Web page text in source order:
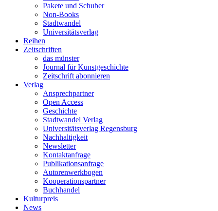
Pakete und Schuber
Non-Books
Stadtwandel
Universitätsverlag
Reihen
Zeitschriften
das münster
Journal für Kunstgeschichte
Zeitschrift abonnieren
Verlag
Ansprechpartner
Open Access
Geschichte
Stadtwandel Verlag
Universitätsverlag Regensburg
Nachhaltigkeit
Newsletter
Kontaktanfrage
Publikationsanfrage
Autorenwerkbogen
Kooperationspartner
Buchhandel
Kulturpreis
News